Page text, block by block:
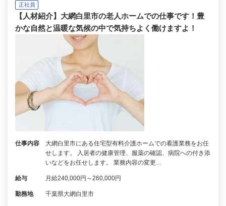
正社員
【人材紹介】大網白里市の老人ホームでの仕事です！豊
かな自然と温暖な気候の中で気持ちよく働けますよ！
仕事内容
大網白里市にある住宅型有料介護ホームでの看護業務をお任
せします。 入居者の健康管理、服薬の確認、病院への付き添
いなどをお任せします。 業務内容の変更…
給与 月給240,000円～260,000円
勤務地 千葉県大網白里市